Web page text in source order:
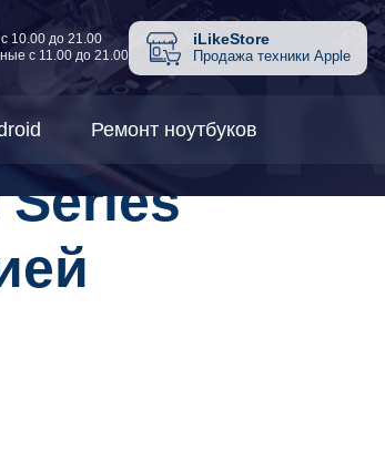
10.00 до 21.00
с 11.00 до 21.00
iLikeStore
Продажа техники Apple
Ремонт ноутбуков